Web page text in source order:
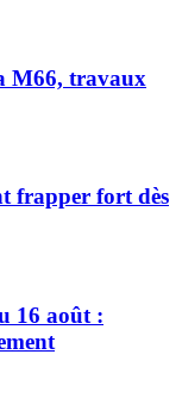
M66, travaux
frapper fort dès
16 août :